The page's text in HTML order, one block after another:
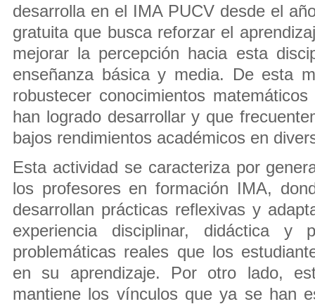
desarrolla en el IMA PUCV desde el
gratuita que busca reforzar el
mejorar la percepción hacia esta
enseñanza básica y media. De esta
robustecer conocimientos
han logrado desarrollar y que
bajos rendimientos académicos en
Esta actividad se caracteriza por
los profesores en formación IMA,
desarrollan prácticas reflexivas y
experiencia disciplinar, didáctica y
problemáticas reales que los
en su aprendizaje. Por otro lado,
mantiene los vínculos que ya se han